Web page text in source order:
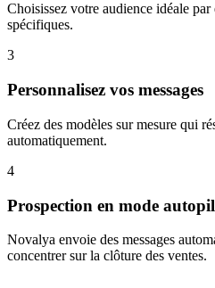
Choisissez votre audience idéale
spécifiques.
3
Personnalisez vos messages
Créez des modèles sur mesure qui
automatiquement.
4
Prospection en mode
Novalya envoie des messages
concentrer sur la clôture des ventes.